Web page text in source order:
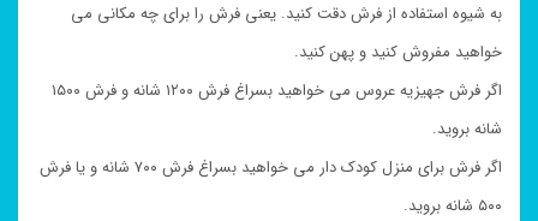
به شیوه استفاده از فرش دقت کنید. یعنی فرش را برای چه مکانی می
خواهید مفروش کنید و پهن کنید.
اگر فرش جهیزیه عروس می خواهید بسراغ فرش ۱۲۰۰ شانه و فرش ۱۵۰۰
شانه بروید.
اگر فرش برای منزل کودک دار می خواهید بسراغ فرش ۷۰۰ شانه و یا فرش
۵۰۰ شانه بروید.